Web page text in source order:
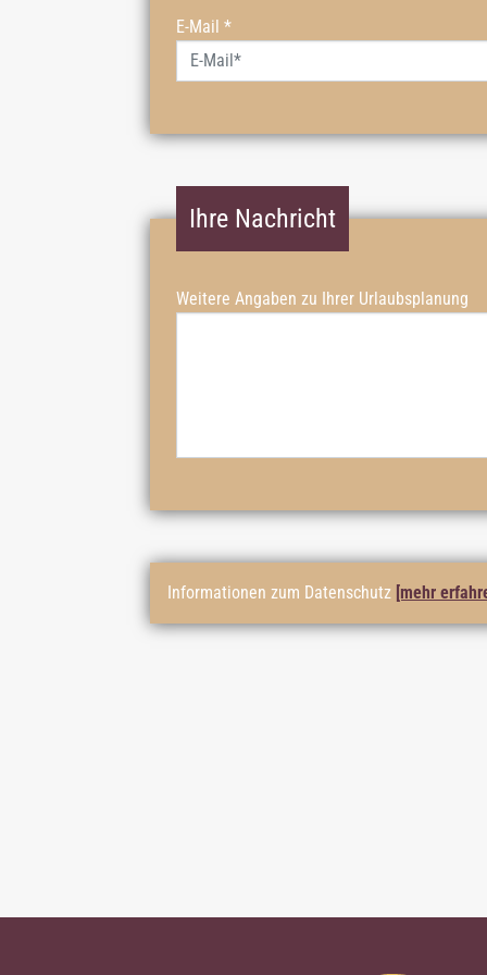
E-Mail *
Ihre Nachricht
Weitere Angaben zu Ihrer Urlaubsplanung
Informationen zum Datenschutz [mehr